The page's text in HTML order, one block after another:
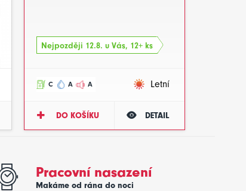
Nejpozději 12.8. u Vás, 12+ ks
C A A Letní
DO KOŠÍKU DETAIL
Pracovní nasazení
Makáme od rána do noci